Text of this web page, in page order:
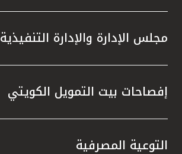
مجلس الإدارة والإدارة التنفيذية
إفصاحات بيت التمويل الكويتي
التوعية المصرفية